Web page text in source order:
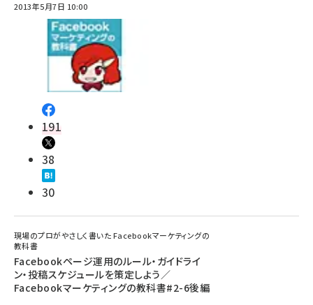
2013年5月7日 10:00
191
38
30
現場のプロがやさしく書いた Facebookマーケティングの
教科書
Facebookページ運用のルール・ガイドライ
ン・投稿スケジュールを策定しよう／
Facebookマーケティングの教科書#2-6後編